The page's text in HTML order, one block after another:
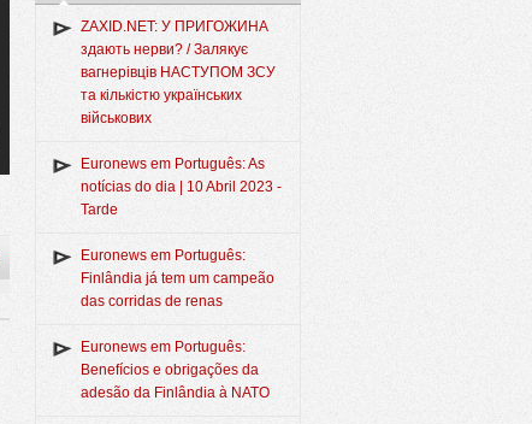
ZAXID.NET: У ПРИГОЖИНА
здають нерви? / Залякує
вагнерівців НАСТУПОМ ЗСУ
та кількістю українських
військових
Euronews em Português: As
notícias do dia | 10 Abril 2023 -
Tarde
Euronews em Português:
Finlândia já tem um campeão
das corridas de renas
Euronews em Português:
Benefícios e obrigações da
adesão da Finlândia à NATO